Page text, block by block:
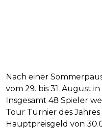
Nach einer
vom 29. bis 31. August
Insgesamt 48 Spieler
Tour Turnier des
Hauptpreisgeld von